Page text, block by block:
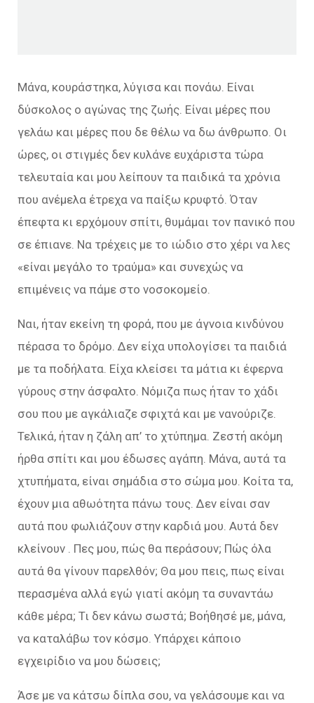
Μάνα, κουράστηκα, λύγισα και πονάω. Είναι
δύσκολος ο αγώνας της ζωής. Είναι μέρες που
γελάω και μέρες που δε θέλω να δω άνθρωπο. Οι
ώρες, οι στιγμές δεν κυλάνε ευχάριστα τώρα
τελευταία και μου λείπουν τα παιδικά τα χρόνια
που ανέμελα έτρεχα να παίξω κρυφτό. Όταν
έπεφτα κι ερχόμουν σπίτι, θυμάμαι τον πανικό που
σε έπιανε. Να τρέχεις με το ιώδιο στο χέρι να λες
«είναι μεγάλο το τραύμα» και συνεχώς να
επιμένεις να πάμε στο νοσοκομείο.
Ναι, ήταν εκείνη τη φορά, που με άγνοια κινδύνου
πέρασα το δρόμο. Δεν είχα υπολογίσει τα παιδιά
με τα ποδήλατα. Είχα κλείσει τα μάτια κι έφερνα
γύρους στην άσφαλτο. Νόμιζα πως ήταν το χάδι
σου που με αγκάλιαζε σφιχτά και με νανούριζε.
Τελικά, ήταν η ζάλη απ’ το χτύπημα. Ζεστή ακόμη
ήρθα σπίτι και μου έδωσες αγάπη. Μάνα, αυτά τα
χτυπήματα, είναι σημάδια στο σώμα μου. Κοίτα τα,
έχουν μια αθωότητα πάνω τους. Δεν είναι σαν
αυτά που φωλιάζουν στην καρδιά μου. Αυτά δεν
κλείνουν . Πες μου, πώς θα περάσουν; Πώς όλα
αυτά θα γίνουν παρελθόν; Θα μου πεις, πως είναι
περασμένα αλλά εγώ γιατί ακόμη τα συναντάω
κάθε μέρα; Τι δεν κάνω σωστά; Βοήθησέ με, μάνα,
να καταλάβω τον κόσμο. Υπάρχει κάποιο
εγχειρίδιο να μου δώσεις;
Άσε με να κάτσω δίπλα σου, να γελάσουμε και να